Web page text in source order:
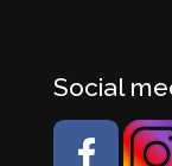
Social